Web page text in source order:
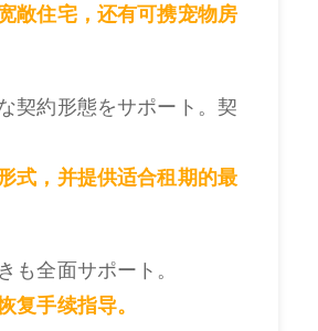
敞住宅，还有可携宠物房
契約形態をサポート。契
式，并提供适合租期的最
全面サポート。
手续指导。